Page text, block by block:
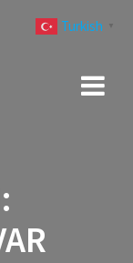
Turkish ▼